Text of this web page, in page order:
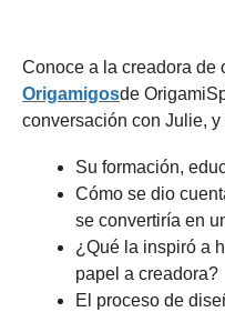
Conoce a la creadora de
Origamigosde
conversación con Julie,
Su formación,
Cómo se dio
se convertiría en
¿Qué la inspiró a
papel a creadora?
El proceso de